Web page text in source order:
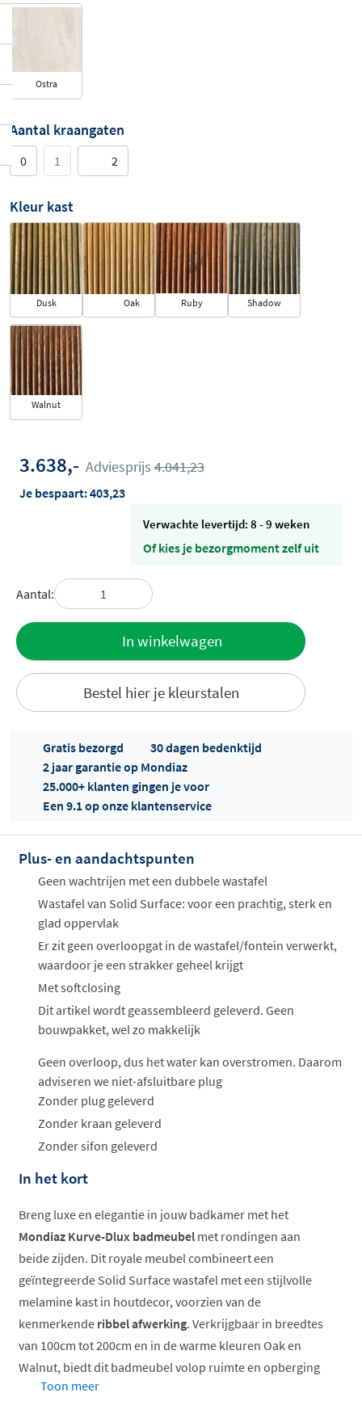
Ostra
Aantal kraangaten
0 1 2
Kleur kast
Dusk Oak Ruby Shadow
Walnut
3.638,- Adviesprijs 4.041,23
Je bespaart:403,23
Verwachte levertijd: 8 - 9 weken
Of kies je bezorgmoment zelf uit
Aantal:
In winkelwagen
Bestel hier je kleurstalen
Offertes
Gratis bezorgd
30 dagen bedenktijd
2 jaar garantie op Mondiaz
25.000+ klanten gingen je voor
Een 9.1 op onze klantenservice
Plus- en aandachtspunten
Geen wachtrijen met een dubbele wastafel
Wastafel van Solid Surface: voor een prachtig, sterk en
glad oppervlak
Er zit geen overloopgat in de wastafel/fontein verwerkt,
waardoor je een strakker geheel krijgt
Met softclosing
Dit artikel wordt geassembleerd geleverd. Geen
bouwpakket, wel zo makkelijk
Geen overloop, dus het water kan overstromen. Daarom
adviseren we niet-afsluitbare plug
Zonder plug geleverd
Zonder kraan geleverd
Zonder sifon geleverd
In het kort
Breng luxe en elegantie in jouw badkamer met het
Mondiaz Kurve-Dlux badmeubel met rondingen aan
beide zijden. Dit royale meubel combineert een
geïntegreerde Solid Surface wastafel met een stijlvolle
melamine kast in houtdecor, voorzien van de
kenmerkende ribbel afwerking. Verkrijgbaar in breedtes
van 100cm tot 200cm en in de warme kleuren Oak en
Walnut, biedt dit badmeubel volop ruimte en opberging
voor grotere badkamers.
Toon meer